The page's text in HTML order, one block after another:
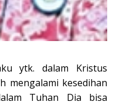
ytk. dalam Kristus
mengalami kesedihan
Tuhan Dia bisa